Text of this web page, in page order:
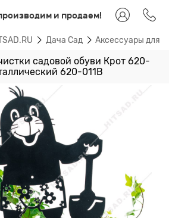
и продаем!
Дача Сад Аксессуары для
садовой обуви Крот 620-
620-011B